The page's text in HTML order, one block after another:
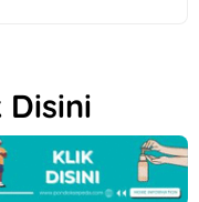
Disini